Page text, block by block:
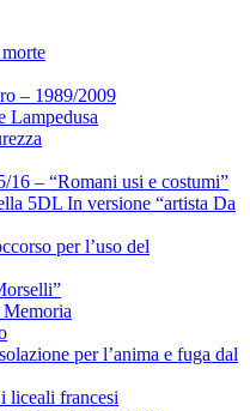
– 1989/2009
Lampedusa
16 – “Romani usi e costumi”
5DL In versione “artista Da
per l’uso del
per l’anima e fuga dal
liceali francesi